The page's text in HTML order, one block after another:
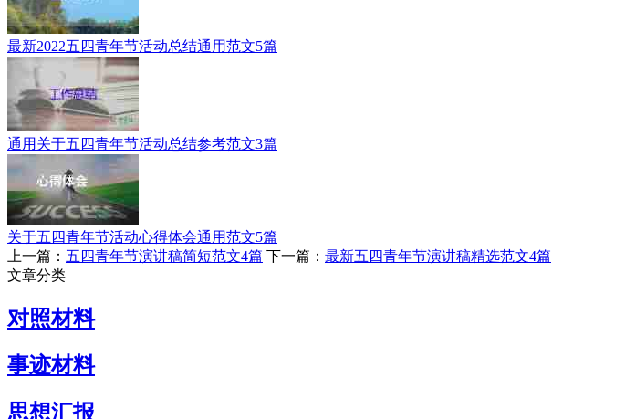
最新2022五四青年节活动总结通用范文5篇
通用关于五四青年节活动总结参考范文3篇
关于五四青年节活动心得体会通用范文5篇
上一篇： 五四青年节演讲稿简短范文4篇 下一篇： 最新五四青年节演讲稿精选范文4篇
文章分类
对照材料
事迹材料
思想汇报